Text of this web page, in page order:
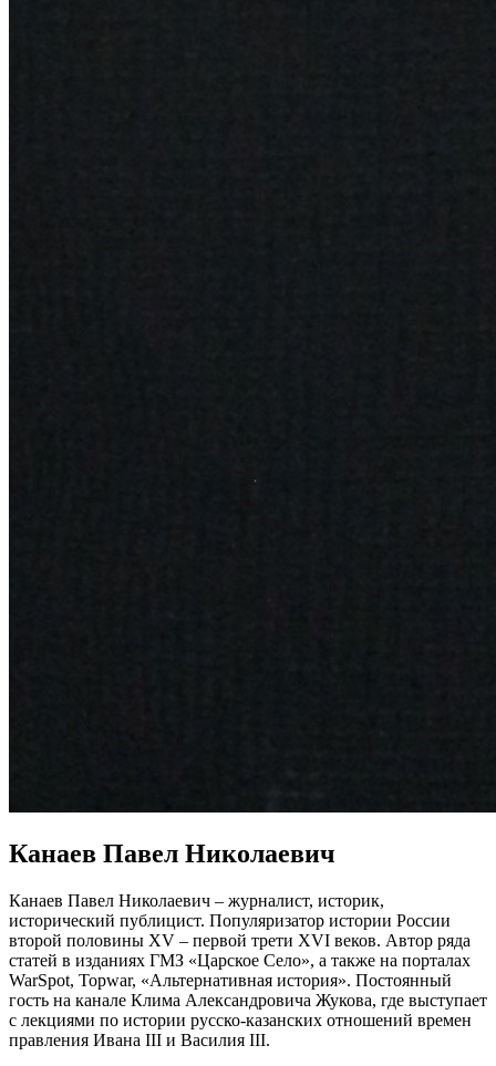
Канаев Павел Николаевич
Канаев Павел Николаевич – журналист, историк,
исторический публицист. Популяризатор истории России
второй половины XV – первой трети XVI веков. Автор ряда
статей в изданиях ГМЗ «Царское Село», а также на порталах
WarSpot, Topwar, «Альтернативная история». Постоянный
гость на канале Клима Александровича Жукова, где выступает
с лекциями по истории русско-казанских отношений времен
правления Ивана III и Василия III.